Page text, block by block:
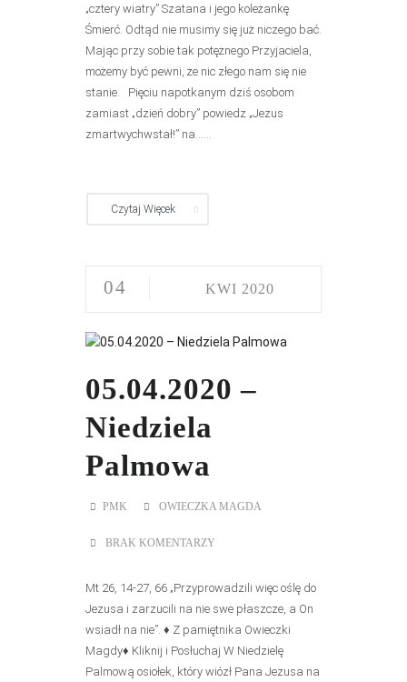
„cztery wiatry” Szatana i jego koleżankę
Śmierć. Odtąd nie musimy się już niczego bać.
Mając przy sobie tak potężnego Przyjaciela,
możemy być pewni, że nic złego nam się nie
stanie. Pięciu napotkanym dziś osobom
zamiast „dzień dobry” powiedz „Jezus
zmartwychwstał!” na......
Czytaj Więcek
04 KWI 2020
05.04.2020 –
Niedziela
Palmowa
PMK OWIECZKA MAGDA
BRAK KOMENTARZY
Mt 26, 14-27, 66 „Przyprowadzili więc oślę do
Jezusa i zarzucili na nie swe płaszcze, a On
wsiadł na nie”. ♦ Z pamiętnika Owieczki
Magdy♦ Kliknij i Posłuchaj W Niedzielę
Palmową osiołek, który wiózł Pana Jezusa na